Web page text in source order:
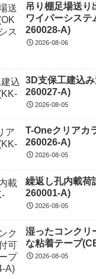
吊り棚足場送り
ワイパーシステ
260028-A)
2026-08-06
3D支保工建込
260027-A)
2026-08-05
T-Oneクリアカ
260026-A)
2026-08-05
繰返し孔内載荷
260001-A)
2026-08-05
湿ったコンクリ
な粘着テープ
2026-08-05